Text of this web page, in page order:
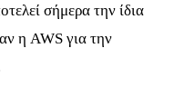
σήμερα την ίδια
η AWS για την